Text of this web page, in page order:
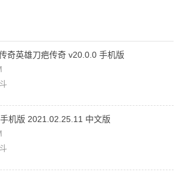
奇英雄刀疤传奇 v20.0.0 手机版
机版 2021.02.25.11 中文版